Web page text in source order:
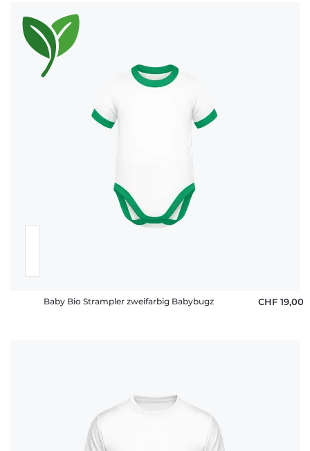
Baby Bio Strampler zweifarbig Babybugz CHF 19,00